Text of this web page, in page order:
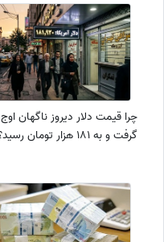
چرا قیمت دلار دیروز ناگهان اوج
گرفت و به 181 هزار تومان رسید؟